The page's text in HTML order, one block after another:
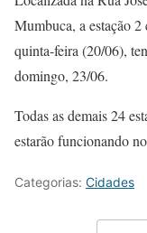
Mumbuca, a estação
quinta-feira (20/06),
domingo, 23/06.
Todas as demais 24
estarão funcionando
Categorias: Cidades